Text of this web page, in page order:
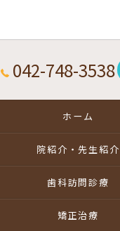
042-748-3538
ホーム
院紹介・先生紹介
歯科訪問診療
矯正治療